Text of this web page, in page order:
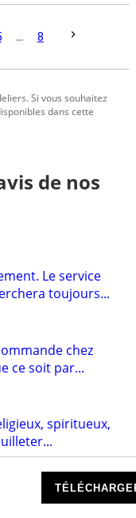
... 8
Si vous souhaitez
dans cette
de nos
Le service
toujours...
chez
ce soit par...
spiritueux,
Le produit que j'ai